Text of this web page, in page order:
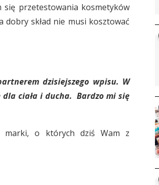
się przetestowania kosmetyków
skład nie musi kosztować
dzisiejszego wpisu. W
ciała i ducha. Bardzo mi się
marki, o których dziś Wam z